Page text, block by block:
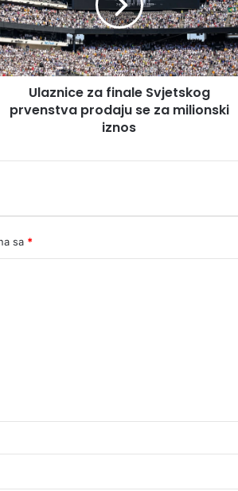
Ulaznice za finale Svjetskog
prvenstva prodaju se za milionski
iznos
sa *